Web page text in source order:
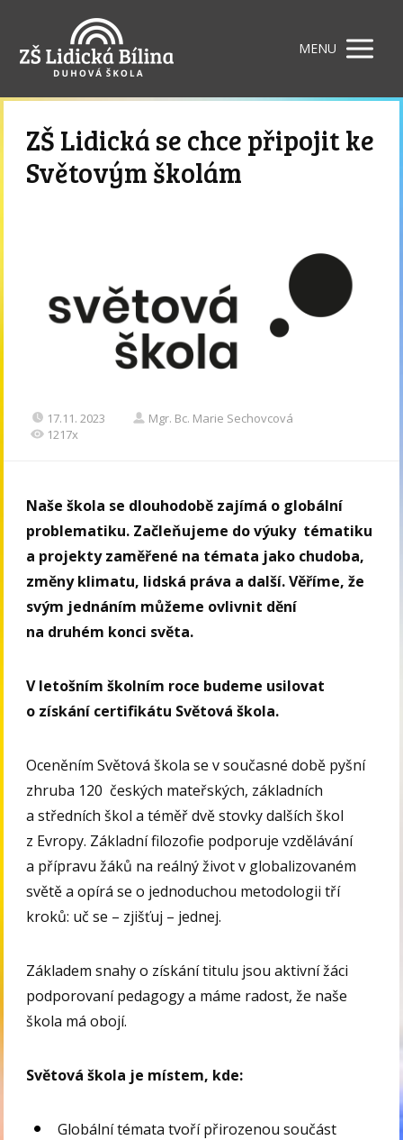
MENU
ZŠ Lidická se chce připojit ke
Světovým školám
17.11. 2023
Mgr. Bc. Marie Sechovcová
1217x
Naše škola se dlouhodobě zajímá o globální
problematiku. Začleňujeme do výuky tématiku
a projekty zaměřené na témata jako chudoba,
změny klimatu, lidská práva a další. Věříme, že
svým jednáním můžeme ovlivnit dění
na druhém konci světa.
V letošním školním roce budeme usilovat
o získání certifikátu Světová škola.
Oceněním Světová škola se v současné době pyšní
zhruba 120 českých mateřských, základních
a středních škol a téměř dvě stovky dalších škol
z Evropy. Základní filozofie podporuje vzdělávání
a přípravu žáků na reálný život v globalizovaném
světě a opírá se o jednoduchou metodologii tří
kroků: uč se – zjišťuj – jednej.
Základem snahy o získání titulu jsou aktivní žáci
podporovaní pedagogy a máme radost, že naše
škola má obojí.
Světová škola je místem, kde:
Globální témata tvoří přirozenou součást